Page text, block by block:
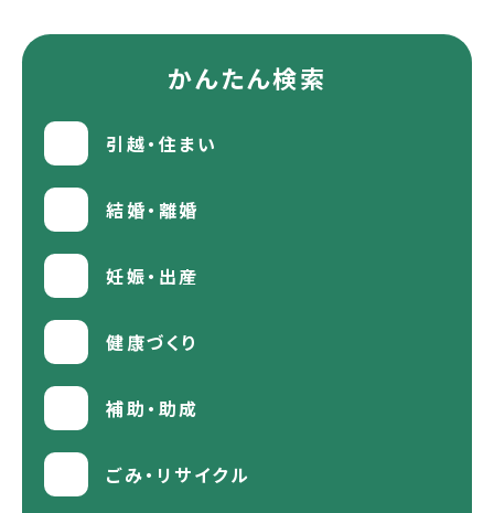
かんたん検索
引越・住まい
結婚・離婚
妊娠・出産
健康づくり
補助・助成
ごみ・リサイクル